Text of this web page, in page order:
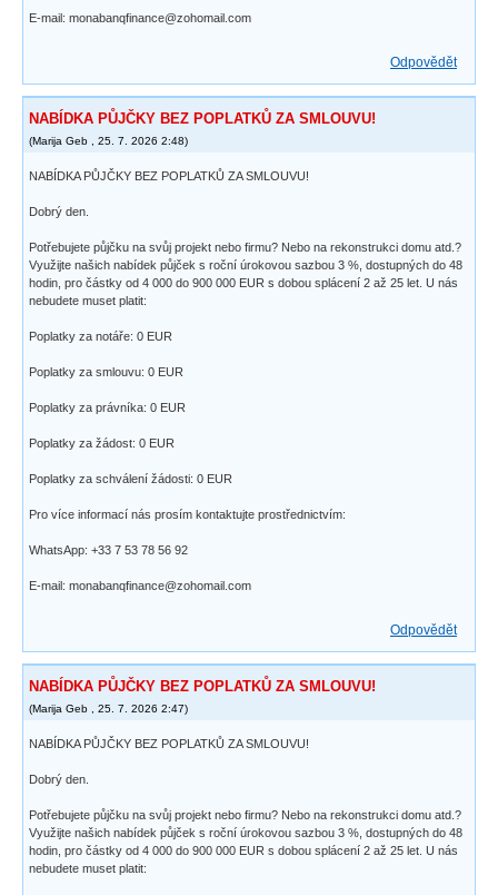
E-mail: monabanqfinance@zohomail.com
Odpovědět
NABÍDKA PŮJČKY BEZ POPLATKŮ ZA SMLOUVU!
(Marija Geb 25. 7. 2026 2:48)
NABÍDKA PŮJČKY BEZ POPLATKŮ ZA SMLOUVU!
Dobrý den.
Potřebujete půjčku na svůj projekt nebo firmu? Nebo na rekonstrukci domu atd.?
Využijte našich nabídek půjček s roční úrokovou sazbou 3 %, dostupných do 48
hodin, pro částky od 4 000 do 900 000 EUR s dobou splácení 2 až 25 let. U nás
nebudete muset platit:
Poplatky za notáře: 0 EUR
Poplatky za smlouvu: 0 EUR
Poplatky za právníka: 0 EUR
Poplatky za žádost: 0 EUR
Poplatky za schválení žádosti: 0 EUR
Pro více informací nás prosím kontaktujte prostřednictvím:
WhatsApp: +33 7 53 78 56 92
E-mail: monabanqfinance@zohomail.com
Odpovědět
NABÍDKA PŮJČKY BEZ POPLATKŮ ZA SMLOUVU!
(Marija Geb 25. 7. 2026 2:47)
NABÍDKA PŮJČKY BEZ POPLATKŮ ZA SMLOUVU!
Dobrý den.
Potřebujete půjčku na svůj projekt nebo firmu? Nebo na rekonstrukci domu atd.?
Využijte našich nabídek půjček s roční úrokovou sazbou 3 %, dostupných do 48
hodin, pro částky od 4 000 do 900 000 EUR s dobou splácení 2 až 25 let. U nás
nebudete muset platit: